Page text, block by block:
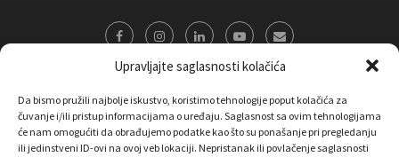
Upravljajte saglasnosti kolačića
Da bismo pružili najbolje iskustvo, koristimo tehnologije poput kolačića za
čuvanje i/ili pristup informacijama o uređaju. Saglasnost sa ovim tehnologijama
će nam omogućiti da obrađujemo podatke kao što su ponašanje pri pregledanju
ili jedinstveni ID-ovi na ovoj veb lokaciji. Nepristanak ili povlačenje saglasnosti